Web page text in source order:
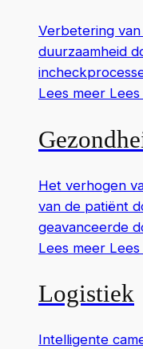
Verbetering
duurzaamheid
Lees meer
Het verhogen
van de patiënt
geavanceerde
Lees meer
Logistiek
Intelligente